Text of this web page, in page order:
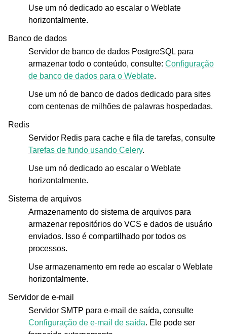
Use um nó dedicado ao escalar o Weblate
horizontalmente.
Banco de dados
Servidor de banco de dados PostgreSQL para
armazenar todo o conteúdo, consulte: Configuração
de banco de dados para o Weblate.
Use um nó de banco de dados dedicado para sites
com centenas de milhões de palavras hospedadas.
Redis
Servidor Redis para cache e fila de tarefas, consulte
Tarefas de fundo usando Celery.
Use um nó dedicado ao escalar o Weblate
horizontalmente.
Sistema de arquivos
Armazenamento do sistema de arquivos para
armazenar repositórios do VCS e dados de usuário
enviados. Isso é compartilhado por todos os
processos.
Use armazenamento em rede ao escalar o Weblate
horizontalmente.
Servidor de e-mail
Servidor SMTP para e-mail de saída, consulte
Configuração de e-mail de saída. Ele pode ser